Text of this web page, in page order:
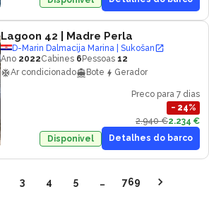
Lagoon 42 | Madre Perla
D-Marin Dalmacija Marina | Sukošan
Ano 2022Cabines 6 Pessoas 12
Ar condicionado
Bote Gerador
Preco para 7 dias
− 24%
2.940 €2.234 €
Disponivel
Detalhes do barco
3 4 5 … 769